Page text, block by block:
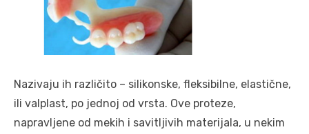
Nazivaju ih različito – silikonske, fleksibilne, elastične,
ili valplast, po jednoj od vrsta. Ove proteze,
napravljene od mekih i savitljivih materijala, u nekim